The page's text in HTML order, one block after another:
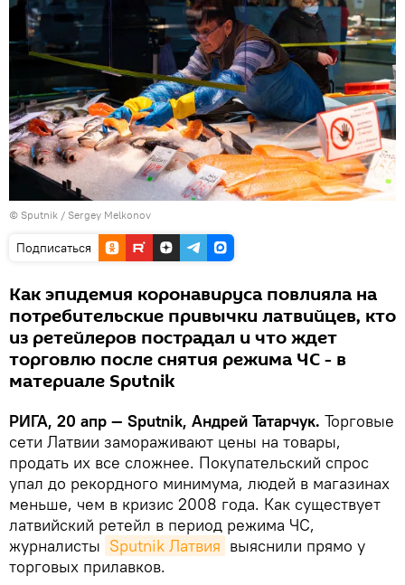
© Sputnik / Sergey Melkonov
Подписаться
Как эпидемия коронавируса повлияла на
потребительские привычки латвийцев, кто
из ретейлеров пострадал и что ждет
торговлю после снятия режима ЧС - в
материале Sputnik
РИГА, 20 апр — Sputnik, Андрей Татарчук. Торговые
сети Латвии замораживают цены на товары,
продать их все сложнее. Покупательский спрос
упал до рекордного минимума, людей в магазинах
меньше, чем в кризис 2008 года. Как существует
латвийский ретейл в период режима ЧС,
журналисты Sputnik Латвия выяснили прямо у
торговых прилавков.